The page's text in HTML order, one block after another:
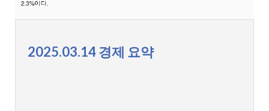
2025.03.14 경제 요약